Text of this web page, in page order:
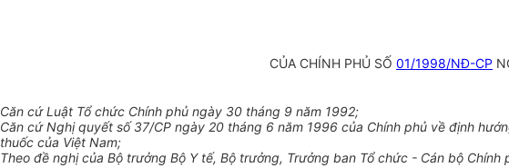
CỦA CHÍNH PHỦ SỐ 01/1998/NĐ-CP
Căn cứ Luật Tổ chức Chính phủ ngày 30 tháng 9 năm 1992;
Căn cứ Nghị quyết số 37/CP ngày 20 tháng 6 năm 1996 của Chính phủ về định
thuốc của Việt Nam;
Theo đề nghị của Bộ trưởng Bộ Y tế, Bộ trưởng, Trưởng ban Tổ chức - Cán bộ Chính